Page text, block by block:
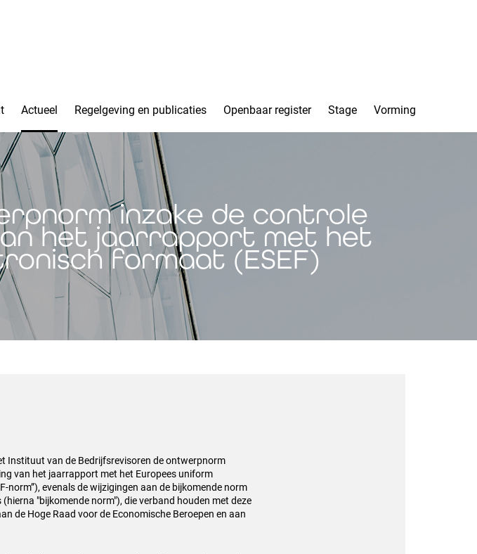
Actueel Regelgeving en publicaties Openbaar register Stage Vorming
inzake de controle
het jaarrapport met het
formaat (ESEF)
Instituut van de Bedrijfsrevisoren deontwerpnorm
van het jaarrapport met het Europees uniform
norm”), evenals dewijzigingen aan de bijkomende norm
(hierna "bijkomende norm"), die verband houden met deze
de Hoge Raad voor de Economische Beroepen en aan